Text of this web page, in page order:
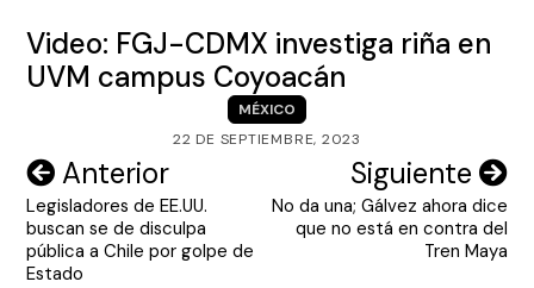
Video: FGJ-CDMX investiga riña en
UVM campus Coyoacán
MÉXICO
22 DE SEPTIEMBRE, 2023
Navegación
de
entradas
Anterior
Legisladores de EE.UU.
buscan se de disculpa
pública a Chile por golpe de
Estado
Siguiente
No da una; Gálvez ahora dice
que no está en contra del
Tren Maya